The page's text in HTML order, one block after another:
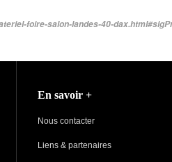
foire-salon-landes-40-
En savoir +
Nous contacter
Liens & partenaires